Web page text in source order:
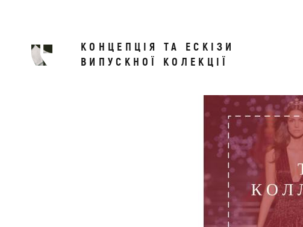
КОНЦЕПЦІЯ ТА ЕСКІЗИ
ВИПУСКНОЇ КОЛЕКЦІЇ